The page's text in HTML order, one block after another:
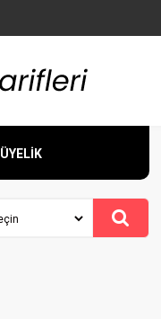
ÜYELİK